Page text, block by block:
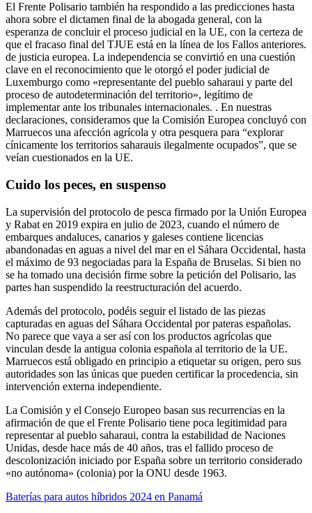
El Frente Polisario también ha respondido a las predicciones hasta
ahora sobre el dictamen final de la abogada general, con la
esperanza de concluir el proceso judicial en la UE, con la certeza de
que el fracaso final del TJUE está en la línea de los Fallos anteriores.
de justicia europea. La independencia se convirtió en una cuestión
clave en el reconocimiento que le otorgó el poder judicial de
Luxemburgo como «representante del pueblo saharaui y parte del
proceso de autodeterminación del territorio», legítimo de
implementar ante los tribunales internacionales. . En nuestras
declaraciones, consideramos que la Comisión Europea concluyó con
Marruecos una afección agrícola y otra pesquera para “explorar
cínicamente los territorios saharauis ilegalmente ocupados”, que se
veían cuestionados en la UE.
Cuido los peces, en suspenso
La supervisión del protocolo de pesca firmado por la Unión Europea
y Rabat en 2019 expira en julio de 2023, cuando el número de
embarques andaluces, canarios y galeses contiene licencias
abandonadas en aguas a nivel del mar en el Sáhara Occidental, hasta
el máximo de 93 negociadas para la España de Bruselas. Si bien no
se ha tomado una decisión firme sobre la petición del Polisario, las
partes han suspendido la reestructuración del acuerdo.
Además del protocolo, podéis seguir el listado de las piezas
capturadas en aguas del Sáhara Occidental por pateras españolas.
No parece que vaya a ser así con los productos agrícolas que
vinculan desde la antigua colonia española al territorio de la UE.
Marruecos está obligado en principio a etiquetar su origen, pero sus
autoridades son las únicas que pueden certificar la procedencia, sin
intervención externa independiente.
La Comisión y el Consejo Europeo basan sus recurrencias en la
afirmación de que el Frente Polisario tiene poca legitimidad para
representar al pueblo saharaui, contra la estabilidad de Naciones
Unidas, desde hace más de 40 años, tras el fallido proceso de
descolonización iniciado por España sobre un territorio considerado
«no autónoma» (colonia) por la ONU desde 1963.
Baterías para autos híbridos 2024 en Panamá